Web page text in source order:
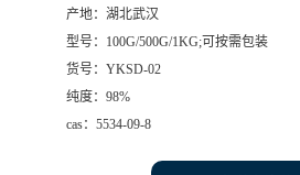
产地： 湖北武汉
型号： 100G/500G/1KG;可按需包装
货号： YKSD-02
纯度： 98%
cas： 5534-09-8